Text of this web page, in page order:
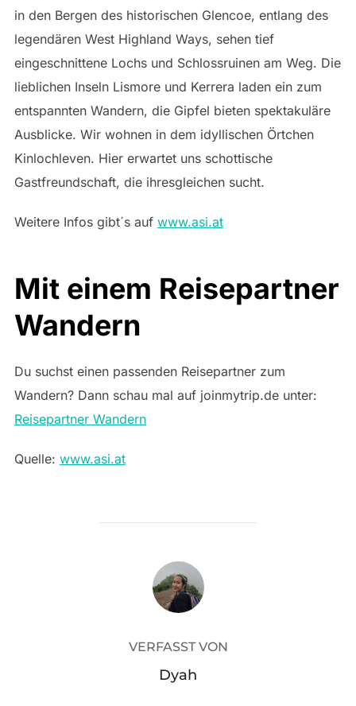
in den Bergen des historischen Glencoe, entlang des
legendären West Highland Ways, sehen tief
eingeschnittene Lochs und Schlossruinen am Weg. Die
lieblichen Inseln Lismore und Kerrera laden ein zum
entspannten Wandern, die Gipfel bieten spektakuläre
Ausblicke. Wir wohnen in dem idyllischen Örtchen
Kinlochleven. Hier erwartet uns schottische
Gastfreundschaft, die ihresgleichen sucht.
Weitere Infos gibt´s auf www.asi.at
Mit einem Reisepartner
Wandern
Du suchst einen passenden Reisepartner zum
Wandern? Dann schau mal auf joinmytrip.de unter:
Reisepartner Wandern
Quelle: www.asi.at
BEITRAGSAUTOR
VERFASST VON
Dyah